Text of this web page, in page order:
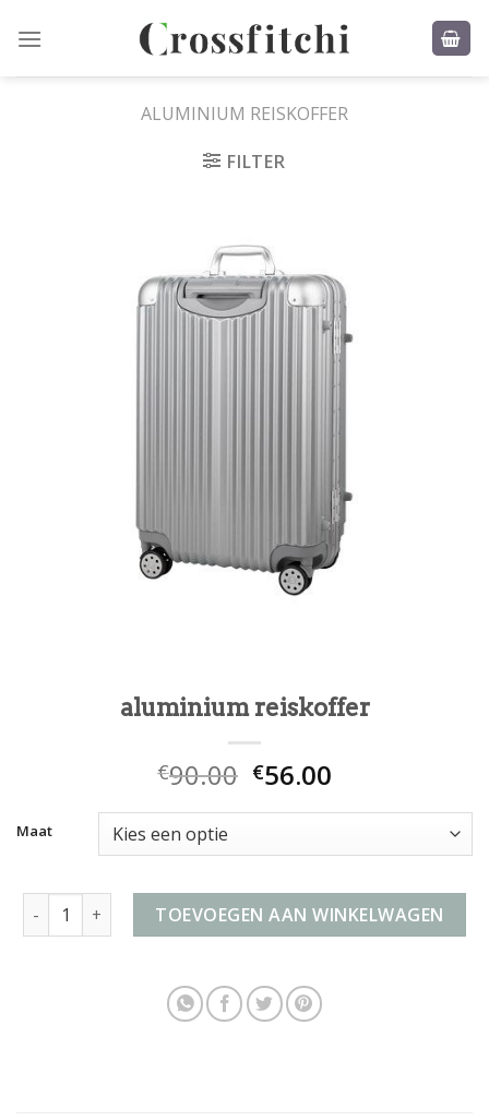
ALUMINIUM REISKOFFER
FILTER
aluminium reiskoffer
€90.00 €56.00
Maat
aluminium reiskoffer aantalTOEVOEGEN AAN WINKELWAGEN